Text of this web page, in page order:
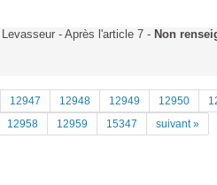
- Après l'article 7 - Non
12947 12948 12949 12950
12958 12959 15347 suivant »